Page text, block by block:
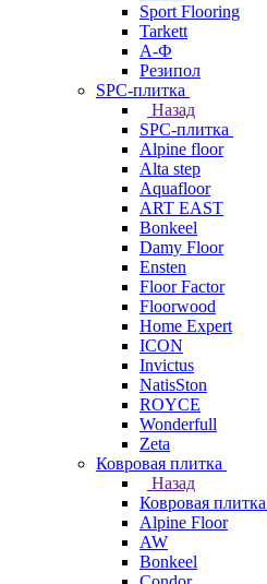
Sport Flooring
Tarkett
А-Ф
Резипол
SPC-плитка
Назад
SPC-плитка
Alpine floor
Alta step
Aquafloor
ART EAST
Bonkeel
Damy Floor
Ensten
Floor Factor
Floorwood
Home Expert
ICON
Invictus
NatisSton
ROYCE
Wonderfull
Zeta
Ковровая плитка
Назад
Ковровая плитка
Alpine Floor
AW
Bonkeel